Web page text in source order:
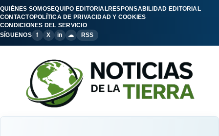
QUIÉNES SOMOSEQUIPO EDITORIALRESPONSABILIDAD EDITORIAL
CONTACTOPOLÍTICA DE PRIVACIDAD Y COOKIES
CONDICIONES DEL SERVICIO
SÍGUENOS
f X in ☁ RSS